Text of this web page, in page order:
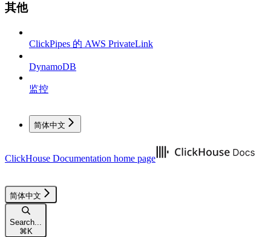
其他
ClickPipes 的 AWS PrivateLink
DynamoDB
监控
简体中文
ClickHouse Documentation home page
简体中文
Search...
⌘K